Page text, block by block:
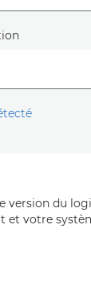
version du
et votre